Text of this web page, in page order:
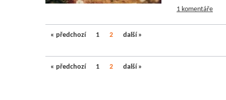
1 komentáře
« předchozí 1 2 další »
« předchozí 1 2 další »